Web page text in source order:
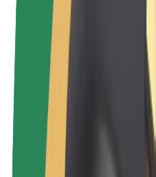
Gedişlər
Skuterlər
Bolt Market
Bolt Food
Bolt Drive
Biznes üçün Bolt
Elektrikli velosipedlər
Bolt Plus